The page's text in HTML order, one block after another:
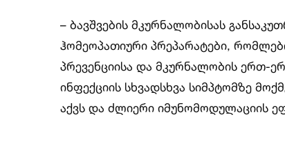
– ბავშვების მკურნალობისას
ჰომეოპათიური პრეპარატები,
პრევენციისა და მკურნალობის ერთ-
ინფექციის სხვადსხვა სიმპტომზე
აქვს და ძლიერი იმუნომოდულაციის